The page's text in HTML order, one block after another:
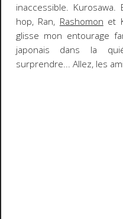
inaccessible.
hop, Ran, Rashomon et
glisse mon entourage
japonais dans la
surprendre... Allez, les